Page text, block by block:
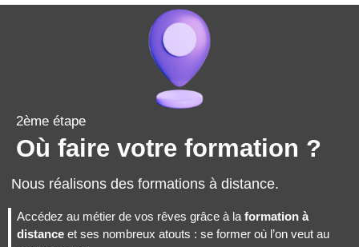
2ème étape
Où faire votre formation ?
Nous réalisons des formations à distance.
Accédez au métier de vos rêves grâce à la formation à
distance et ses nombreux atouts : se former où l’on veut au